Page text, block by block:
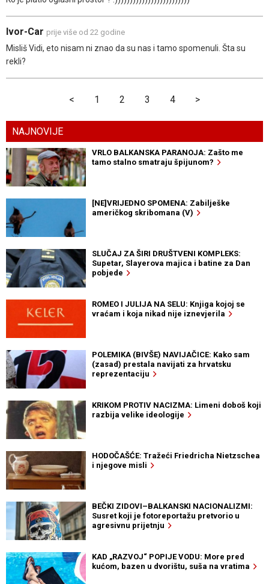
Ivor-Car prije više od 22 godine
Misliš Vidi, eto nisam ni znao da su nas i tamo spomenuli. Šta su
rekli?
< 1 2 3 4 >
NAJNOVIJE
VRLO BALKANSKA PARANOJA: Zašto me
tamo stalno smatraju špijunom?
[NE]VRIJEDNO SPOMENA: Zabilješke
američkog skribomana (V)
SLUČAJ ZA ŠIRI DRUŠTVENI KOMPLEKS:
Supetar, Slayerova majica i batine za Dan
pobjede
ROMEO I JULIJA NA SELU: Knjiga kojoj se
vraćam i koja nikad nije iznevjerila
POLEMIKA (BIVŠE) NAVIJAČICE: Kako sam
(zasad) prestala navijati za hrvatsku
reprezentaciju
KRIKOM PROTIV NACIZMA: Limeni doboš koji
razbija velike ideologije
HODOČAŠĆE: Tražeći Friedricha Nietzschea
i njegove misli
BEČKI ZIDOVI–BALKANSKI NACIONALIZMI:
Susret koji je fotoreportažu pretvorio u
agresivnu prijetnju
KAD „RAZVOJ“ POPIJE VODU: More pred
kućom, bazen u dvorištu, suša na vratima